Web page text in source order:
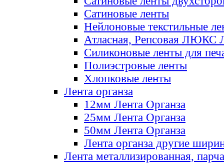
Сатиновые ленты
Нейлоновые текстильные
Атласная, Репсовая ЛЮКС
Силиконовые ленты для
Полиэстровые ленты
Хлопковые ленты
Лента органза
12мм Лента Органза
25мм Лента Органза
50мм Лента Органза
Лента органза другие
Лента металлизированная, парча